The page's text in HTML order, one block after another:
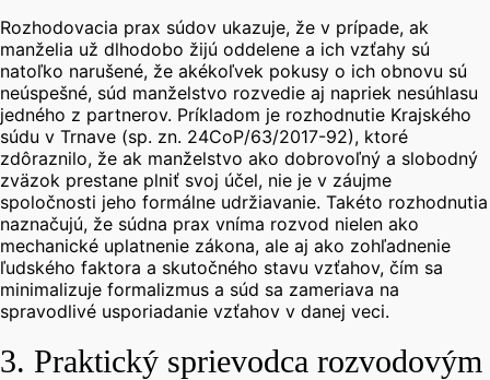
Rozhodovacia prax súdov ukazuje, že v prípade, ak
manželia už dlhodobo žijú oddelene a ich vzťahy sú
natoľko narušené, že akékoľvek pokusy o ich obnovu sú
neúspešné, súd manželstvo rozvedie aj napriek nesúhlasu
jedného z partnerov. Príkladom je rozhodnutie Krajského
súdu v Trnave (sp. zn. 24CoP/63/2017-92), ktoré
zdôraznilo, že ak manželstvo ako dobrovoľný a slobodný
zväzok prestane plniť svoj účel, nie je v záujme
spoločnosti jeho formálne udržiavanie. Takéto rozhodnutia
naznačujú, že súdna prax vníma rozvod nielen ako
mechanické uplatnenie zákona, ale aj ako zohľadnenie
ľudského faktora a skutočného stavu vzťahov, čím sa
minimalizuje formalizmus a súd sa zameriava na
spravodlivé usporiadanie vzťahov v danej veci.
3. Praktický sprievodca rozvodovým